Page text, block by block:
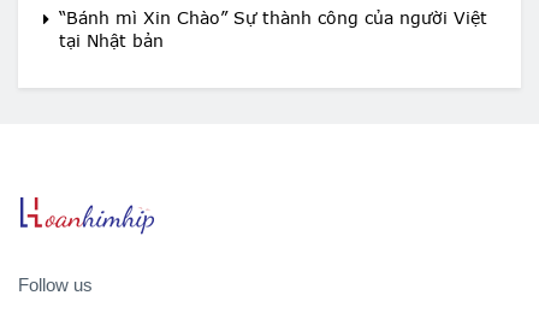
“Bánh mì Xin Chào” Sự thành công của người Việt
tại Nhật bản
Follow us